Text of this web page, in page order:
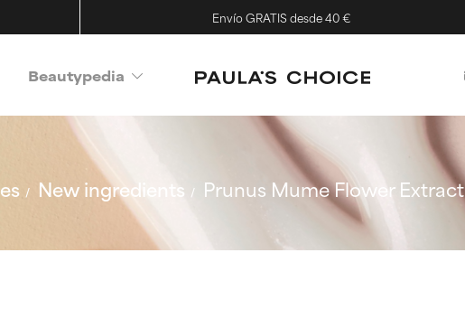
Envío GRATIS desde 40 €
Beautypedia
New ingredients
Prunus Mume Flower Extract